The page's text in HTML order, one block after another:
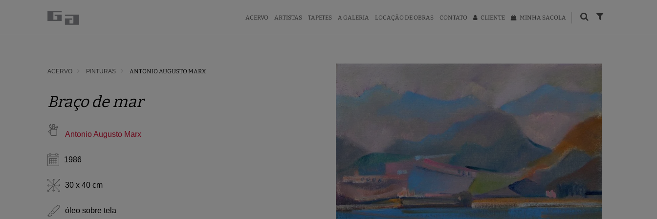
ACERVO ARTISTAS TAPETES A GALERIA LOCAÇÃO DE OBRAS CONTATO CLIENTE MINHA SACOLA
ACERVO PINTURAS ANTONIO AUGUSTO MARX
Braço de mar
Antonio Augusto Marx
1986
30 x 40 cm
óleo sobre tela